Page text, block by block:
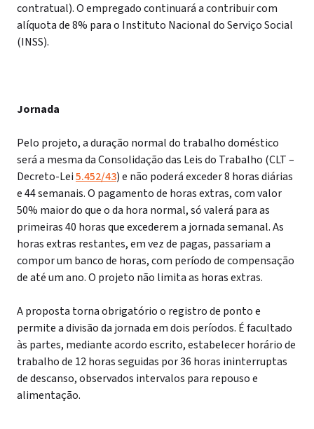
contratual). O empregado continuará a contribuir com
alíquota de 8% para o Instituto Nacional do Serviço Social
(INSS).
Jornada
Pelo projeto, a duração normal do trabalho doméstico
será a mesma da Consolidação das Leis do Trabalho (CLT –
Decreto-Lei5.452/43) e não poderá exceder 8 horas diárias
e 44 semanais. O pagamento de horas extras, com valor
50% maior do que o da hora normal, só valerá para as
primeiras 40 horas que excederem a jornada semanal. As
horas extras restantes, em vez de pagas, passariam a
compor um banco de horas, com período de compensação
de até um ano. O projeto não limita as horas extras.
A proposta torna obrigatório o registro de ponto e
permite a divisão da jornada em dois períodos. É facultado
às partes, mediante acordo escrito, estabelecer horário de
trabalho de 12 horas seguidas por 36 horas ininterruptas
de descanso, observados intervalos para repouso e
alimentação.